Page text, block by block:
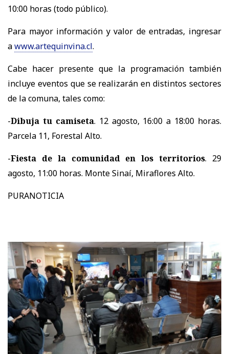
10:00 horas (todo público).
Para mayor información y valor de entradas, ingresar
awww.artequinvina.cl.
Cabe hacer presente que la programación también
incluye eventos que se realizarán en distintos sectores
de la comuna, tales como:
-Dibuja tu camiseta. 12 agosto, 16:00 a 18:00 horas.
Parcela 11, Forestal Alto.
-Fiesta de la comunidad en los territorios. 29
agosto, 11:00 horas. Monte Sinaí, Miraflores Alto.
PURANOTICIA